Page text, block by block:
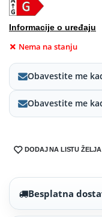
Informacije o uređaju
Nema na stanju
Obavestite me
Obavestite me
DODAJ NA LISTU ŽELJA
Besplatna